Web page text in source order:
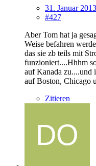
31. Januar 2013
#427
Aber Tom hat ja
Weise befahren
das sie zb teils mit
funzioniert....Hhhm
auf Kanada zu....und
auf Boston, Chicago
Zitieren